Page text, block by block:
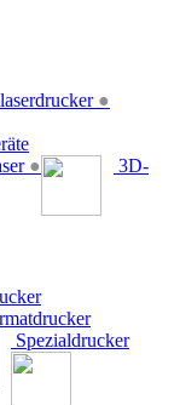
●
● 3D-
Spezialdrucker